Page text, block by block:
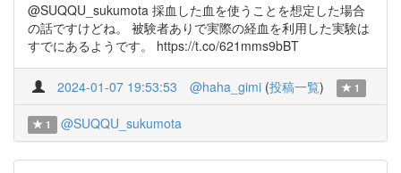
@SUQQU_sukumota 採血した血を使うことを想定した場合
の話ですけどね。 被験者ありで実際の経血を利用した実験は
すでにあるようです。 https://t.co/621mms9bBT
2024-01-07 19:53:53 @haha_gimi (投稿一覧) 1
1 @SUQQU_sukumota